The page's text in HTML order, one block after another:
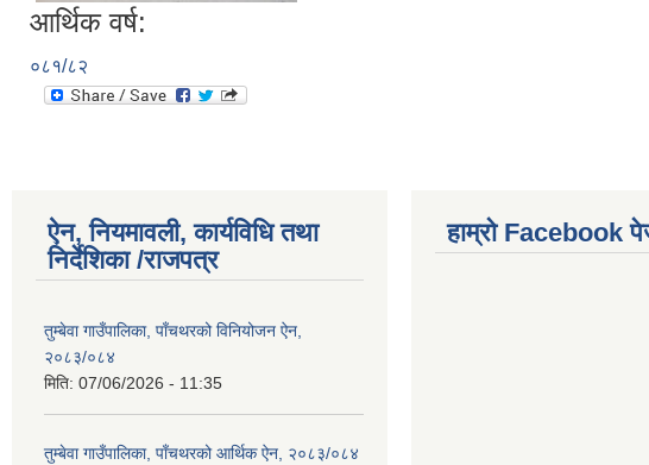
आर्थिक वर्ष:
०८१/८२
ऐन, नियमावली, कार्यविधि तथा
निर्देशिका /राजपत्र
तुम्बेवा गाउँपालिका, पाँचथरको विनियोजन ऐन,
२०८३/०८४
मिति: 07/06/2026 - 11:35
तुम्बेवा गाउँपालिका, पाँचथरको आर्थिक ऐन, २०८३/०८४
हाम्राे Facebook